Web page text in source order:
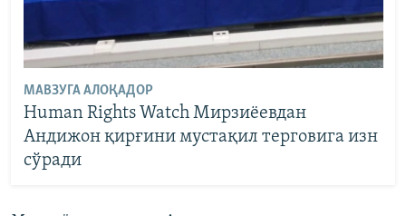
МАВЗУГА АЛОҚАДОР
Human Rights Watch Мирзиёевдан
Андижон қирғини мустақил терговига изн
сўради